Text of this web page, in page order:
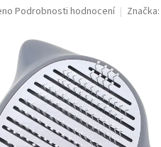
Podrobnosti hodnocení Značka: